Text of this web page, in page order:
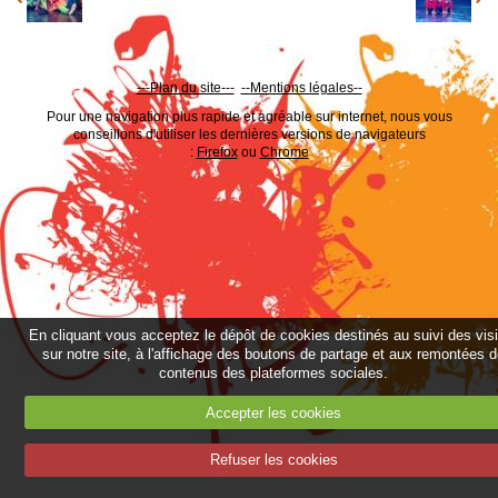
---Plan du site--- --Mentions légales--
Pour une navigation plus rapide et agréable sur internet, nous vous
conseillons d'utiliser les dernières versions de navigateurs
: Firefoxou Chrome
En cliquant vous acceptez le dépôt de cookies destinés au suivi des
sur notre site, à l'affichage des boutons de partage et aux remontées
contenus des plateformes sociales.
Accepter les cookies
Refuser les cookies